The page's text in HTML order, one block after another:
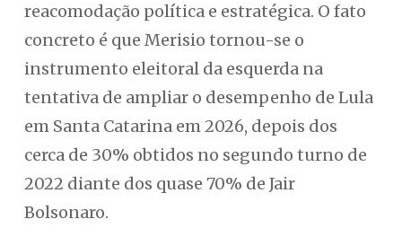
reacomodação política e estratégica. O fato
concreto é que Merisio tornou-se o
instrumento eleitoral da esquerda na
tentativa de ampliar o desempenho de Lula
em Santa Catarina em 2026, depois dos
cerca de 30% obtidos no segundo turno de
2022 diante dos quase 70% de Jair
Bolsonaro.